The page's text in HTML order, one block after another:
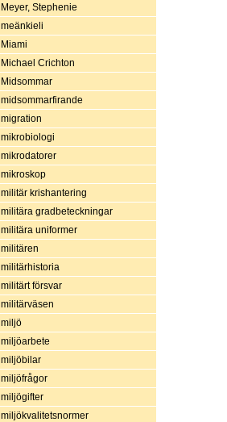
Meyer, Stephenie
meänkieli
Miami
Michael Crichton
Midsommar
midsommarfirande
migration
mikrobiologi
mikrodatorer
mikroskop
militär krishantering
militära gradbeteckningar
militära uniformer
militären
militärhistoria
militärt försvar
militärväsen
miljö
miljöarbete
miljöbilar
miljöfrågor
miljögifter
miljökvalitetsnormer